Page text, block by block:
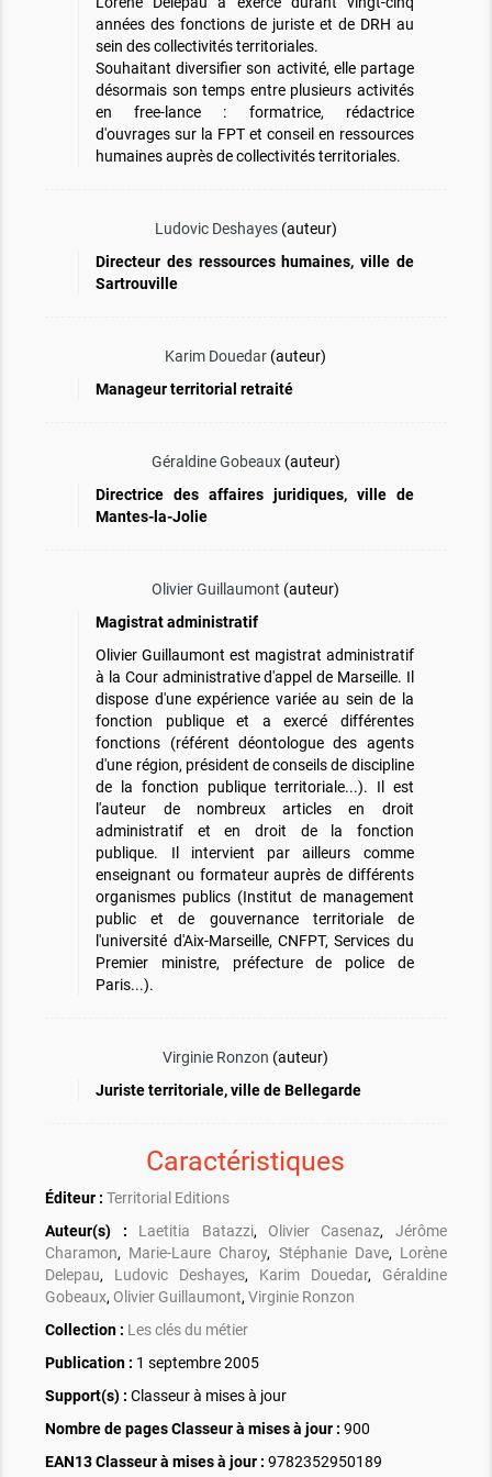
années des fonctions de juriste et de DRH au
sein des collectivités territoriales.
Souhaitant diversifier son activité, elle partage
désormais son temps entre plusieurs activités
en free-lance : formatrice, rédactrice
d'ouvrages sur la FPT et conseil en ressources
humaines auprès de collectivités territoriales.
Ludovic Deshayes(auteur)
Directeur des ressources humaines, ville de
Sartrouville
Karim Douedar (auteur)
Manageur territorial retraité
Géraldine Gobeaux(auteur)
Directrice des affaires juridiques, ville de
Mantes-la-Jolie
Olivier Guillaumont (auteur)
Magistrat administratif
Olivier Guillaumont est magistrat administratif
à la Cour administrative d'appel de Marseille. Il
dispose d'une expérience variée au sein de la
fonction publique et a exercé différentes
fonctions (référent déontologue des agents
d'une région, président de conseils de discipline
de la fonction publique territoriale...). Il est
l'auteur de nombreux articles en droit
administratif et en droit de la fonction
publique. Il intervient par ailleurs comme
enseignant ou formateur auprès de différents
organismes publics (Institut de management
public et de gouvernance territoriale de
l'université d'Aix-Marseille, CNFPT, Services du
Premier ministre, préfecture de police de
Paris...).
Virginie Ronzon (auteur)
Juriste territoriale, ville de Bellegarde
Caractéristiques
Éditeur : Territorial Editions
Auteur(s) :
Laetitia Batazzi, Olivier Casenaz, Jérôme
Charamon, Marie-Laure Charoy, Stéphanie Dave, Lorène
Delepau, Ludovic Deshayes, Karim Douedar, Géraldine
Gobeaux, Olivier Guillaumont,Virginie Ronzon
Collection : Les clés du métier
Publication : 1 septembre 2005
Support(s) : Classeur à mises à jour
Nombre de pages Classeur à mises à jour : 900
EAN13 Classeur à mises à jour : 9782352950189